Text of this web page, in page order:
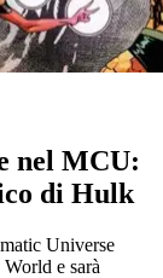
nel MCU:
di Hulk
Universe
e sarà